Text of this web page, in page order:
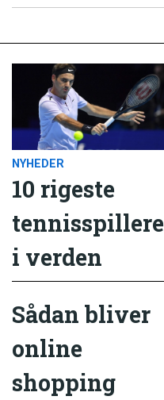
NYHEDER
10 rigeste
tennisspillere
i verden
Sådan bliver
online
shopping